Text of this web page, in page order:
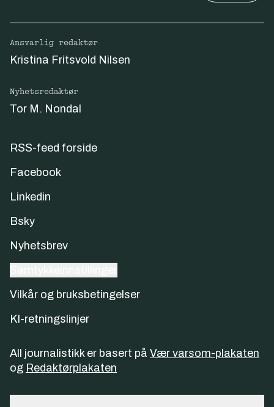
Ansvarlig redaktør
Kristina Fritsvold Nilsen
Nyhetsredaktør
Tor M. Nondal
RSS-feed forside
Facebook
Linkedin
Bsky
Nyhetsbrev
Vilkår og bruksbetingelser
KI-retningslinjer
All journalistikk er basert på Vær varsom-plakaten
og Redaktørplakaten